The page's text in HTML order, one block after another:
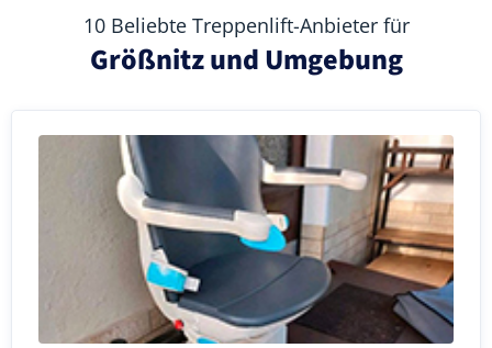
10 Beliebte Treppenlift-Anbieter für
Größnitz und Umgebung